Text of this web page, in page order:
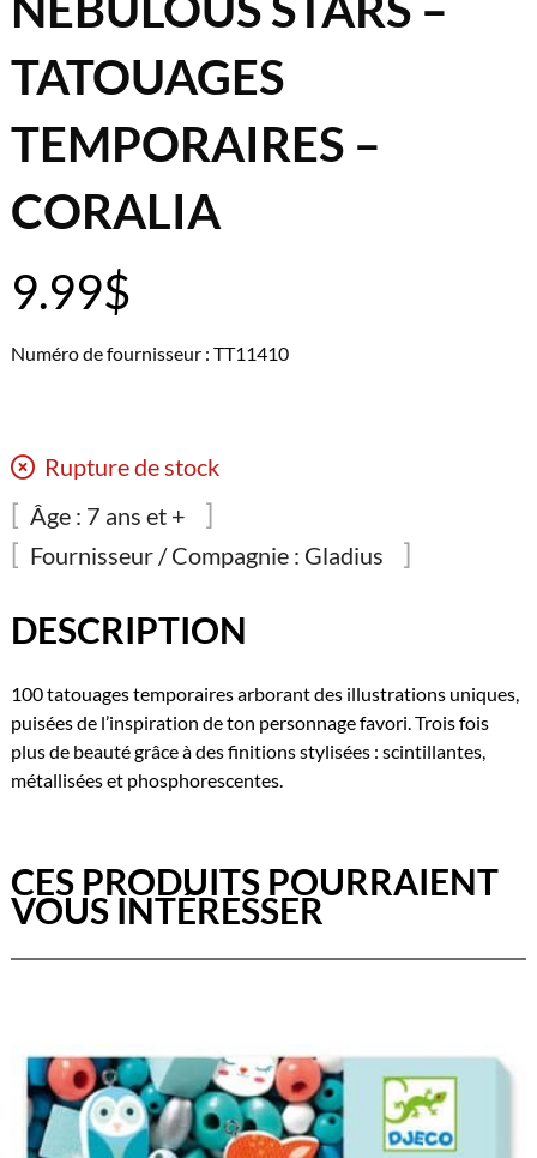
TATOUAGES
TEMPORAIRES –
CORALIA
9.99$
Numéro de fournisseur : TT11410
Rupture de stock
Âge : 7 ans et +
Fournisseur / Compagnie : Gladius
DESCRIPTION
100 tatouages temporaires arborant des illustrations uniques,
puisées de l’inspiration de ton personnage favori. Trois fois
plus de beauté grâce à des finitions stylisées : scintillantes,
métallisées et phosphorescentes.
CES PRODUITS POURRAIENT
VOUS INTÉRESSER